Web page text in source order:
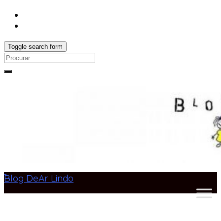
Toggle search form
Search
Blog DeAr Lindo